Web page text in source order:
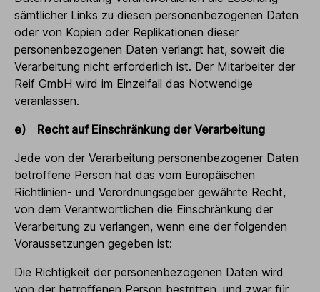
sämtlicher Links zu diesen personenbezogenen Daten
oder von Kopien oder Replikationen dieser
personenbezogenen Daten verlangt hat, soweit die
Verarbeitung nicht erforderlich ist. Der Mitarbeiter der
Reif GmbH wird im Einzelfall das Notwendige
veranlassen.
e) Recht auf Einschränkung der Verarbeitung
Jede von der Verarbeitung personenbezogener Daten
betroffene Person hat das vom Europäischen
Richtlinien- und Verordnungsgeber gewährte Recht,
von dem Verantwortlichen die Einschränkung der
Verarbeitung zu verlangen, wenn eine der folgenden
Voraussetzungen gegeben ist:
Die Richtigkeit der personenbezogenen Daten wird
von der betroffenen Person bestritten, und zwar für